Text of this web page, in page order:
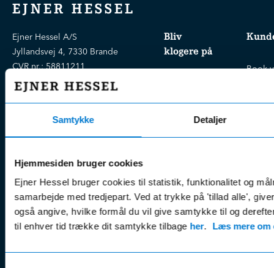
Samtykke Detaljer
Hjemmesiden bruger cookies
Ejner Hessel bruger cookies til statistik, funktionalitet og
samarbejde med tredjepart. Ved at trykke på 'tillad alle',
også angive, hvilke formål du vil give samtykke til og
til enhver tid trække dit samtykke tilbage her. Læs mere om
EJNER HESSEL
Ejner Hessel A/S
Jyllandsvej 4, 7330 Brande
CVR nr.:58811211
Tlf. nr.:7211 5001
E-mail:
Åbningstider
Weekend:
Sikker betaling
Bliv
klogere på
Nye biler
Fordels- &
serviceaftaler
Kampagner
& nyheder
Leasing &
finansiering
Tilmeld dig
Book
Find